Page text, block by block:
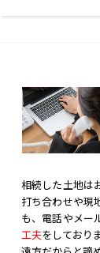
相続した土地は
打ち合わせや現
も、電話やメー
工夫をしており